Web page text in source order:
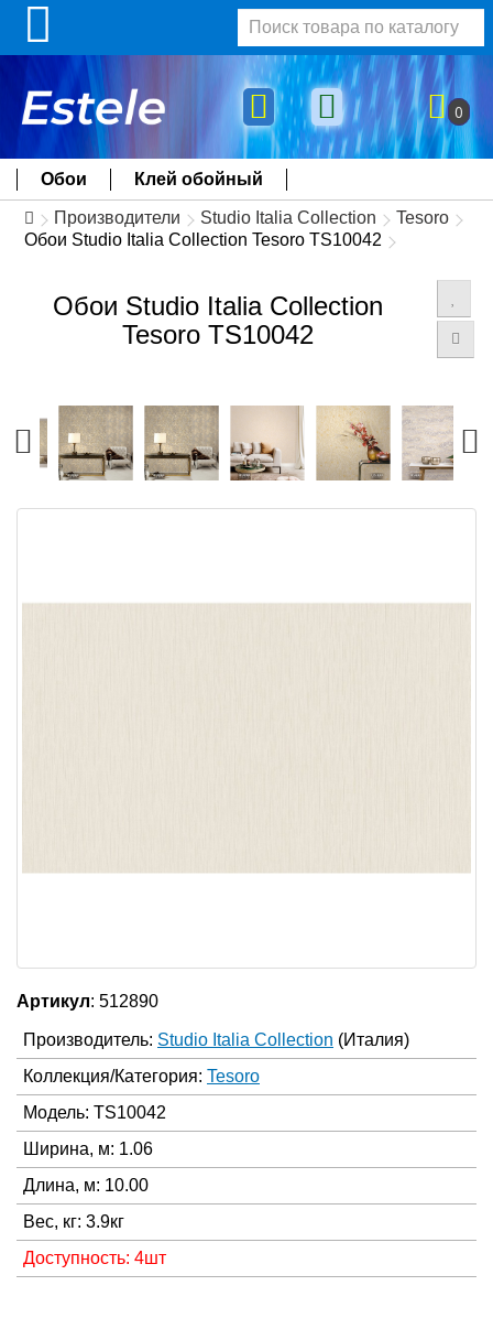
0
Обои Клей обойный
Производители Studio Italia Collection
Tesoro
Обои Studio Italia Collection Tesoro TS10042
Обои Studio Italia Collection
Tesoro TS10042
Артикул: 512890
Производитель: Studio Italia Collection (Италия)
Коллекция/Категория: Tesoro
Модель: TS10042
Ширина, м: 1.06
Длина, м: 10.00
Вес, кг: 3.9кг
Доступность: 4шт